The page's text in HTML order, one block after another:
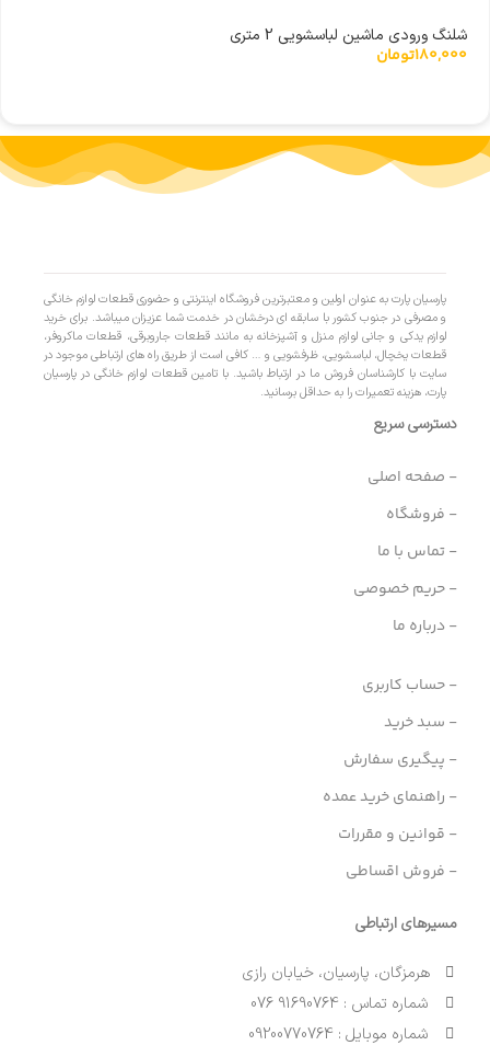
شلنگ ورودی ماشین لباسشویی 2 متری
180,000تومان
پارسیان پارت به عنوان اولین و معتبرترین فروشگاه اینترنتی و حضوری قطعات لوازم خانگی
و مصرفی در جنوب کشور با سابقه ای درخشان در خدمت شما عزیزان میباشد. برای خرید
لوازم یدکی و جانی لوازم منزل و آشپزخانه به مانند قطعات جاروبرقی، قطعات ماکروفر،
قطعات یخچال، لباسشویی، ظرفشویی و … کافی است از طریق راه های ارتباطی موجود در
سایت با کارشناسان فروش ما در ارتباط باشید. با تامین قطعات لوازم خانگی در پارسیان
پارت، هزینه تعمیرات را به حداقل برسانید.
دسترسی سریع
- صفحه اصلی
- فروشگاه
- تماس با ما
- حریم خصوصی
- درباره ما
- حساب کاربری
- سبد خرید
- پیگیری سفارش
- راهنمای خرید عمده
- قوانین و مقررات
- فروش اقساطی
مسیرهای ارتباطی
هرمزگان، پارسیان، خیابان رازی
شماره تماس : 91690764 076
شماره موبایل : 09200770764